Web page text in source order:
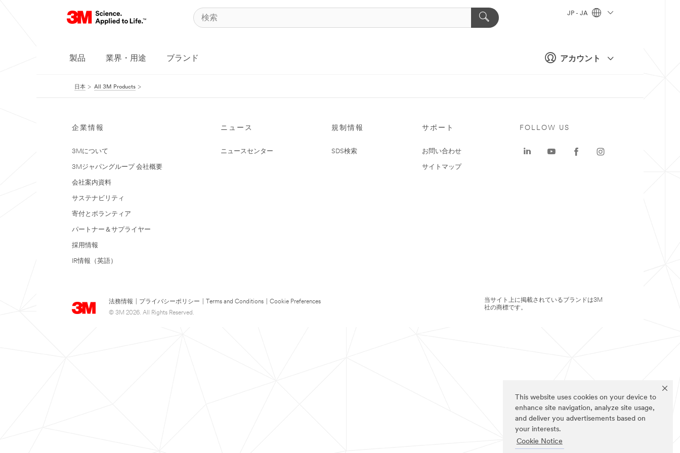
This website uses cookies on your device to
enhance site navigation, analyze site usage,
and deliver you advertisements based on
your interests.
Cookie Notice
アカウント
JP - JA
製品 業界・用途 ブランド
日本 All 3M Products
企業情報
3Mについて
3Mジャパングループ 会社概要
会社案内資料
サステナビリティ
寄付とボランティア
パートナー＆サプライヤー
採用情報
IR情報（英語）
ニュース
ニュースセンター
規制情報
SDS検索
サポート
お問い合わせ
サイトマップ
法務情報 プライバシーポリシー Terms and Conditions
Cookie Preferences
© 3M 2026. All Rights Reserved.
FOLLOW US
当サイト上に掲載されているブランドは3M
社の商標です。